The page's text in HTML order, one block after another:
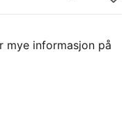
mye informasjon på